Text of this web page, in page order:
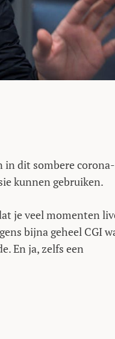
in dit sombere corona-
kunnen gebruiken.
je veel momenten
bijna geheel CGI
En ja, zelfs een